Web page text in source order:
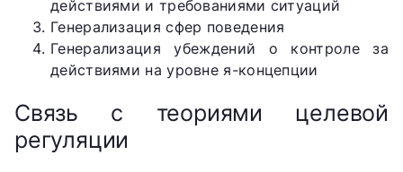
действиями и требованиями ситуаций
Генерализация сфер поведения
Генерализация убеждений о контроле за
действиями на уровне я-концепции
Связь с теориями целевой
регуляции